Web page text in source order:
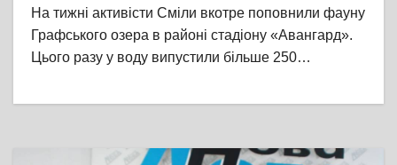
На тижні активісти Сміли вкотре поповнили фауну
Графського озера в районі стадіону «Авангард».
Цього разу у воду випустили більше 250…